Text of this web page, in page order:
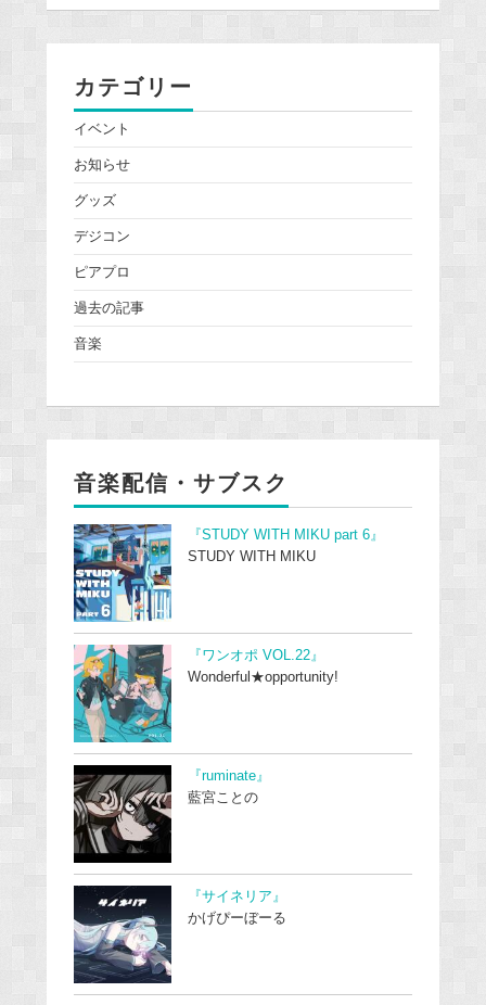
カテゴリー
イベント
お知らせ
グッズ
デジコン
ピアプロ
過去の記事
音楽
音楽配信・サブスク
『STUDY WITH MIKU part 6』
STUDY WITH MIKU
『ワンオポ VOL.22』
Wonderful★opportunity!
『ruminate』
藍宮ことの
『サイネリア』
かげぴーぼーる